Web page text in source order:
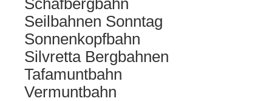
Schafbergbahn
Seilbahnen Sonntag
Sonnenkopfbahn
Silvretta Bergbahnen
Tafamuntbahn
Vermuntbahn